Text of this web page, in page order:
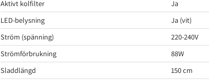
Aktivt kolfilter
Ja
LED-belysning
Ja (vit)
Ström (spänning)
220-240V
Strömförbrukning
88W
Sladdlängd
150 cm